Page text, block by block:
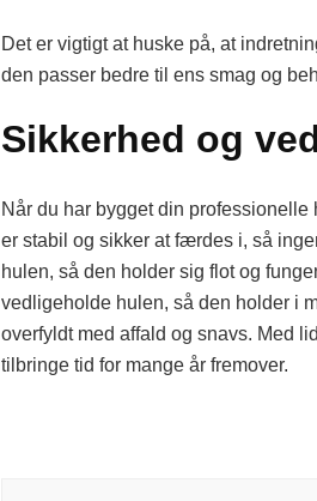
Det er vigtigt at huske på, at
den passer bedre til ens smag og
Sikkerhed og
Når du har bygget din
er stabil og sikker at færdes i, så
hulen, så den holder sig flot og
vedligeholde hulen, så den holder i
overfyldt med affald og snavs. Med
tilbringe tid for mange år fremover.